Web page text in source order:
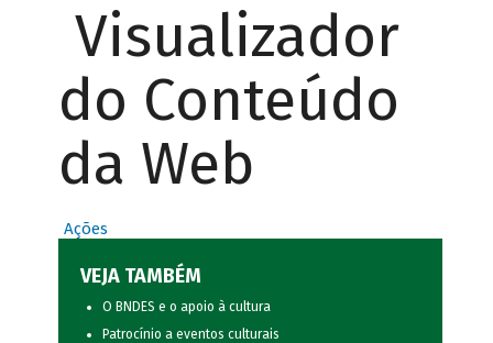
Visualizador
do Conteúdo
da Web
Ações
VEJA TAMBÉM
O BNDES e o apoio à cultura
Patrocínio a eventos culturais